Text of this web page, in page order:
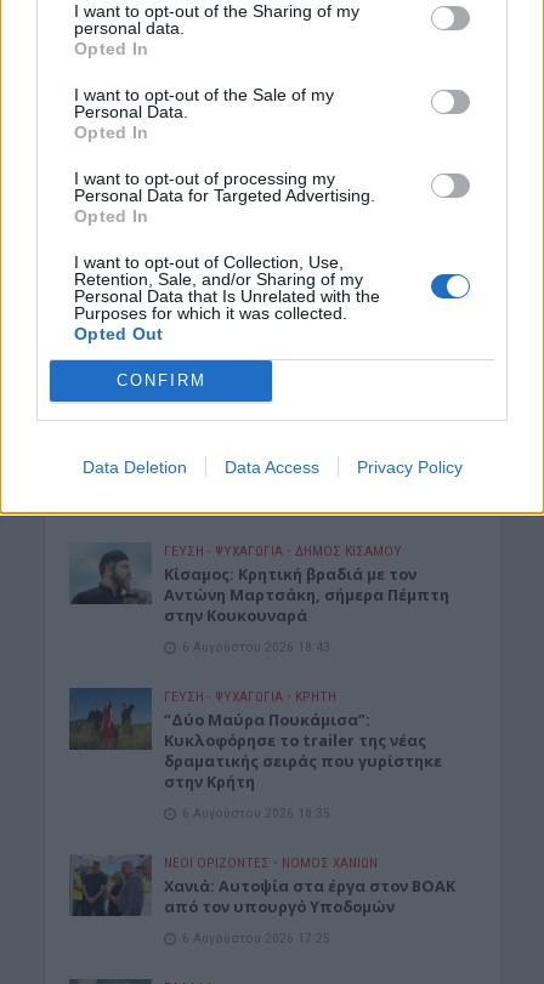
I want to opt-out of the Sharing of my
personal data.
Opted In
I want to opt-out of the Sale of my
Personal Data.
Opted In
I want to opt-out of processing my
Personal Data for Targeted Advertising.
Opted In
I want to opt-out of Collection, Use,
Retention, Sale, and/or Sharing of my
Personal Data that Is Unrelated with the
Purposes for which it was collected.
Opted Out
CONFIRM
Data Deletion Data Access Privacy Policy
«Στιμαδόροι»: Οι παλιοί Κρητικοί
που μπορούσαν να εκτιμήσουν τα
6 Αυγούστου 2026 19:30
τρώνε ψάρι όσοι νηστεύουν
6 Αυγούστου 2026 19:27
ΓΕΎΣΗ - ΨΥΧΑΓΩΓΊΑ • ΔΉΜΟΣ ΚΙΣΆΜΟΥ
Κίσαμος: Πλήθος κόσμου στη “Γιορτή
Ντομάτας” στον Πλάτανο
(ΦΩΤΟΓΡΑΦΙΕΣ)
6 Αυγούστου 2026 19:21
ΚΡΗΤΗ • ΝΕΟΙ ΟΡΙΖΟΝΤΕΣ
έδαφος του Ιουλίου
ΓΕΎΣΗ - ΨΥΧΑΓΩΓΊΑ • ΔΉΜΟΣ ΚΙΣΆΜΟΥ
Kίσαμος: Κρητική βραδιά με τον
Αντώνη Μαρτσάκη, σήμερα Πέμπτη
στην Κουκουναρά
6 Αυγούστου 2026 18:43
ΓΕΎΣΗ - ΨΥΧΑΓΩΓΊΑ • ΚΡΗΤΗ
“Δύο Μαύρα Πουκάμισα”:
Κυκλοφόρησε το trailer της νέας
δραματικής σειράς που γυρίστηκε
στην Κρήτη
6 Αυγούστου 2026 18:35
ΝΕΟΙ ΟΡΙΖΟΝΤΕΣ • ΝΟΜΌΣ ΧΑΝΊΩΝ
Χανιά: Αυτοψία στα έργα στον ΒΟΑΚ
από τον υπουργό Υποδομών
6 Αυγούστου 2026 17:25